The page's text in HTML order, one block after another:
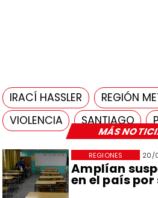
MÁS
20/
Amplían
en el país
REGIONES
IRACÍ HASSLER
REGIÓN
VIOLENCIA
SANTIAGO